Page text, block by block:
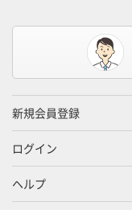
新規会員登録
ログイン
ヘルプ